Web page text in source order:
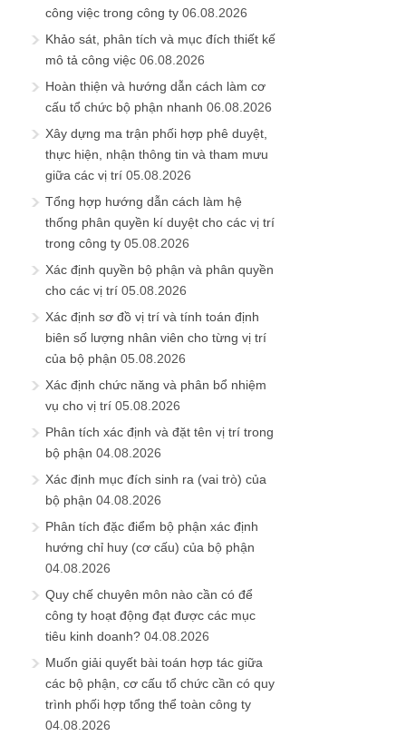
công việc trong công ty 06.08.2026
Khảo sát, phân tích và mục đích thiết kế
mô tả công việc 06.08.2026
Hoàn thiện và hướng dẫn cách làm cơ
cấu tổ chức bộ phận nhanh 06.08.2026
Xây dựng ma trận phối hợp phê duyệt,
thực hiện, nhận thông tin và tham mưu
giữa các vị trí 05.08.2026
Tổng hợp hướng dẫn cách làm hệ
thống phân quyền kí duyệt cho các vị trí
trong công ty 05.08.2026
Xác định quyền bộ phận và phân quyền
cho các vị trí 05.08.2026
Xác định sơ đồ vị trí và tính toán định
biên số lượng nhân viên cho từng vị trí
của bộ phận 05.08.2026
Xác định chức năng và phân bổ nhiệm
vụ cho vị trí 05.08.2026
Phân tích xác định và đặt tên vị trí trong
bộ phận 04.08.2026
Xác định mục đích sinh ra (vai trò) của
bộ phận 04.08.2026
Phân tích đặc điểm bộ phận xác định
hướng chỉ huy (cơ cấu) của bộ phận
04.08.2026
Quy chế chuyên môn nào cần có để
công ty hoạt động đạt được các mục
tiêu kinh doanh? 04.08.2026
Muốn giải quyết bài toán hợp tác giữa
các bộ phận, cơ cấu tổ chức cần có quy
trình phối hợp tổng thể toàn công ty
04.08.2026